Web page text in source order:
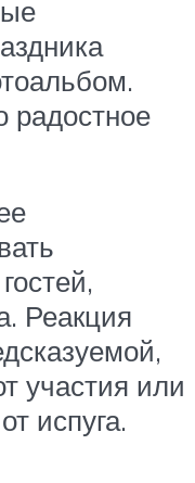
радостное
Реакция
участия или
испуга.